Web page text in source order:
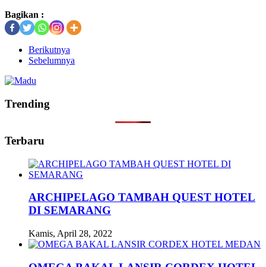
Bagikan :
Berikutnya
Sebelumnya
Trending
Terbaru
ARCHIPELAGO TAMBAH QUEST HOTEL
DI SEMARANG
Kamis, April 28, 2022